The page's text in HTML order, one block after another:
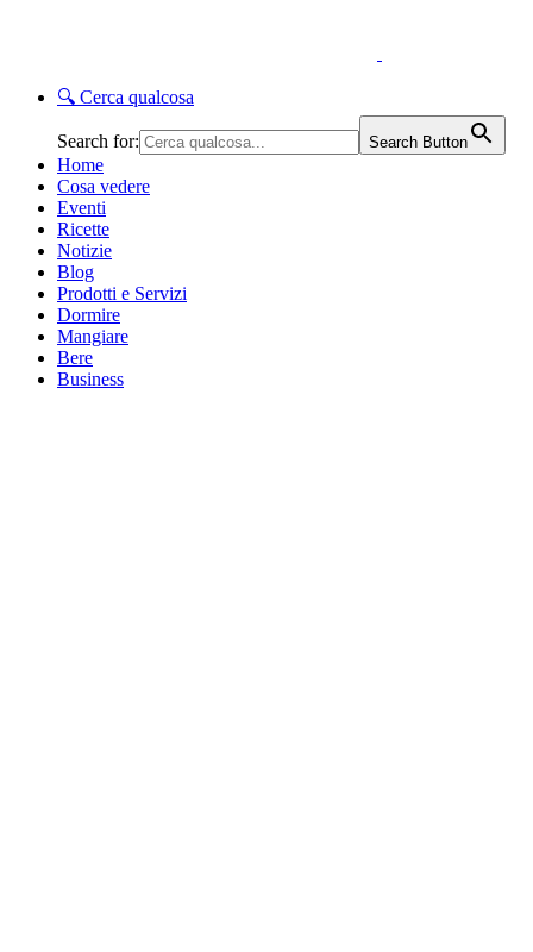
🔍 Cerca qualcosa
Search for: Search Button
Home
Cosa vedere
Eventi
Ricette
Notizie
Blog
Prodotti e Servizi
Dormire
Mangiare
Bere
Business